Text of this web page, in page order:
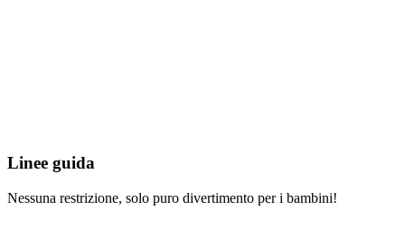
Linee guida
Nessuna restrizione, solo puro divertimento per i bambini!